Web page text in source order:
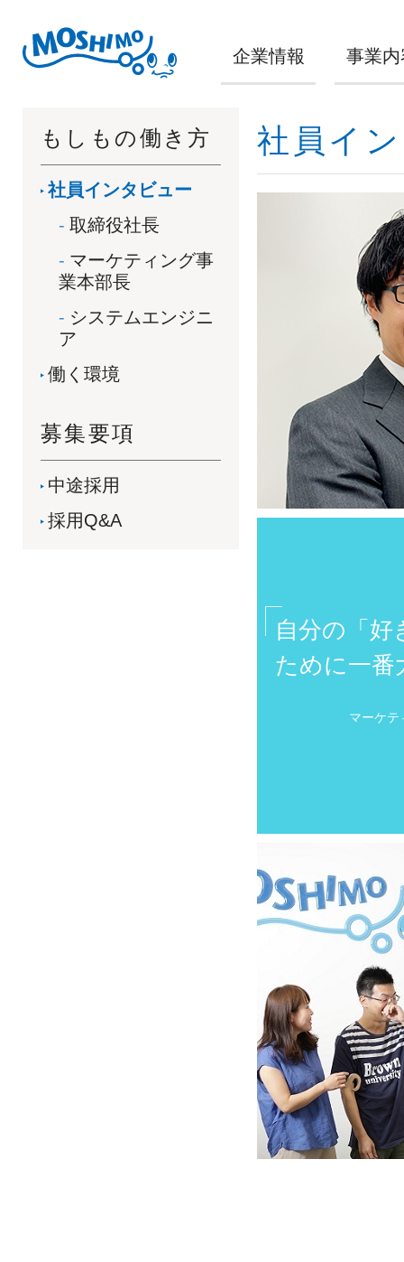
企業情報 事業内
社員イ
自分の「好
ために一番
マーケテ
もしもの働き方
社員インタビュー
取締役社長
マーケティング事
業本部長
システムエンジニ
ア
働く環境
募集要項
中途採用
採用Q&A